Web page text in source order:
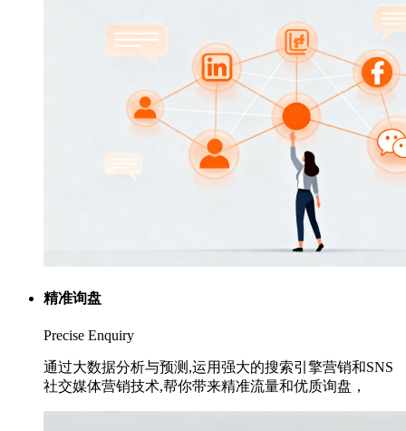
精准询盘
Precise Enquiry
通过大数据分析与预测,运用强大的搜索引擎营销和SNS
社交媒体营销技术,帮你带来精准流量和优质询盘，